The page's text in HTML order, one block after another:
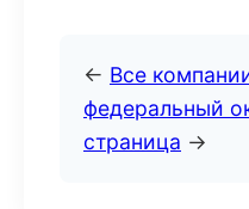
← Все
федеральный
страница →